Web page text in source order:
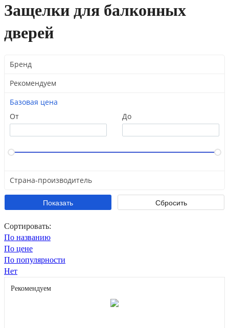
Защелки для балконных
дверей
Бренд
Рекомендуем
Базовая цена
От
До
Страна-производитель
Сортировать:
По названию
По цене
По популярности
Нет
Рекомендуем